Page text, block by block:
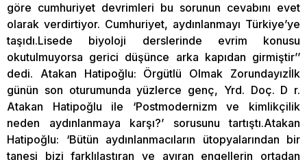
göre cumhuriyet devrimleri bu sorunun cevabını evet
olarak verdirtiyor. Cumhuriyet, aydınlanmayı Türkiye’ye
taşıdı.Lisede biyoloji derslerinde evrim konusu
okutulmuyorsa gerici düşünce arka kapıdan girmiştir’’
dedi. Atakan Hatipoğlu: Örgütlü Olmak Zorundayızİlk
günün son oturumunda yüzlerce genç, Yrd. Doç. D r.
Atakan Hatipoğlu ile ‘Postmodernizm ve kimlikçilik
neden aydınlanmaya karşı?’ sorusunu tartıştı.Atakan
Hatipoğlu: ‘Bütün aydınlanmacıların ütopyalarından bir
tanesi bizi farklılaştıran ve ayıran engellerin ortadan